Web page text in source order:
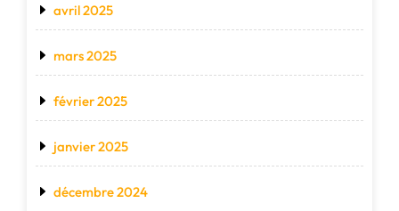
avril 2025
mars 2025
février 2025
janvier 2025
décembre 2024